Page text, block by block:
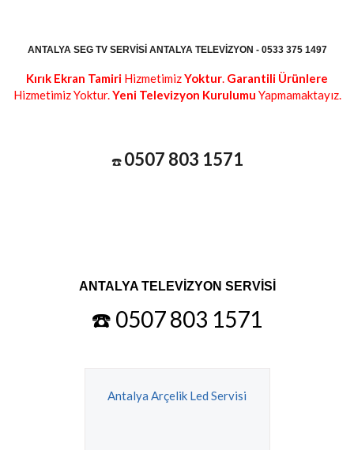
ANTALYA SEG TV SERVISI ANTALYA TELEVIZYON - 0533 375 1497
Kırık Ekran Tamiri HizmetimizYoktur. Garantili Ürünlere
Hizmetimiz Yoktur.Yeni Televizyon Kurulumu Yapmamaktayız.
☎️ 0507 803 1571
ANTALYA TELEVİZYON SERVİSİ
☎️ 0507 803 1571
Antalya Arçelik Led Servisi